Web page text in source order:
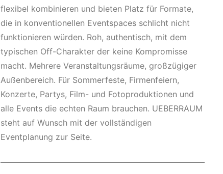
flexibel kombinieren und bieten Platz für Formate,
die in konventionellen Eventspaces schlicht nicht
funktionieren würden. Roh, authentisch, mit dem
typischen Off-Charakter der keine Kompromisse
macht. Mehrere Veranstaltungsräume, großzügiger
Außenbereich. Für Sommerfeste, Firmenfeiern,
Konzerte, Partys, Film- und Fotoproduktionen und
alle Events die echten Raum brauchen. UEBERRAUM
steht auf Wunsch mit der vollständigen
Eventplanung zur Seite.